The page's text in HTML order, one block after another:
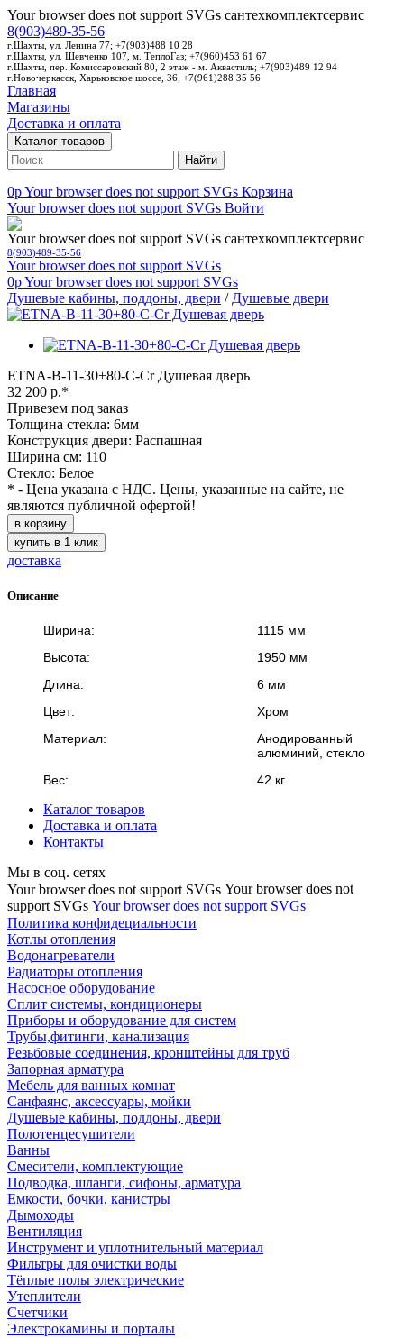
Your browser does not support SVGs сантехкомплектсервис
8(903)489-35-56
г.Шахты, ул. Ленина 77; +7(903)488 10 28
г.Шахты, ул. Шевченко 107, м. ТеплоГаз; +7(960)453 61 67
г.Шахты, пер. Комиссаровский 80, 2 этаж - м. Аквастиль; +7(903)489 12 94
г.Новочеркасск, Харьковское шоссе, 36; +7(961)288 35 56
Главная
Магазины
Доставка и оплата
Каталог товаров
Найти
0pYour browser does not support SVGs Корзина
Your browser does not support SVGs Войти
Your browser does not support SVGs сантехкомплектсервис
8(903)489-35-56
Your browser does not support SVGs
0pYour browser does not support SVGs
Душевые кабины, поддоны, двери / Душевые двери
ETNA-B-11-30+80-C-Cr Душевая дверь
32 200 р.*
Привезем под заказ
Толщина стекла: 6мм
Конструкция двери: Распашная
Ширина см: 110
Стекло: Белое
* - Цена указана с НДС. Цены, указанные на сайте, не
являются публичной офертой!
в корзину
купить в 1 клик
доставка
Описание
Ширина:
1115 мм
Высота:
1950 мм
Длина:
6 мм
Цвет:
Хром
Материал:
Анодированный
алюминий, стекло
Вес:
42 кг
Каталог товаров
Доставка и оплата
Контакты
Мы в соц. сетях
Your browser does not support SVGs Your browser does not
support SVGs Your browser does not support SVGs
Политика конфидециальности
Котлы отопления
Водонагреватели
Радиаторы отопления
Насосное оборудование
Сплит системы, кондиционеры
Приборы и оборудование для систем
Трубы,фитинги, канализация
Резьбовые соединения, кронштейны для труб
Запорная арматура
Мебель для ванных комнат
Санфаянс, аксессуары, мойки
Душевые кабины, поддоны, двери
Полотенцесушители
Ванны
Смесители, комплектующие
Подводка, шланги, сифоны, арматура
Емкости, бочки, канистры
Дымоходы
Вентиляция
Инструмент и уплотнительный материал
Фильтры для очистки воды
Тёплые полы электрические
Утеплители
Счетчики
Электрокамины и порталы